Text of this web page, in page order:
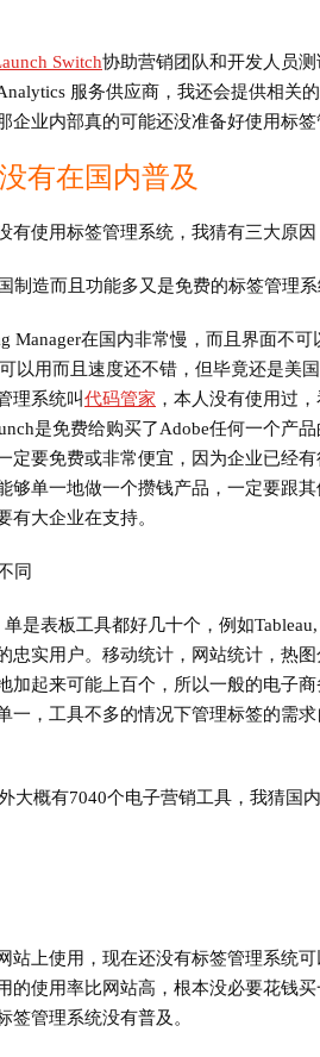
Switch协助营销团队和开发人员
服务供应商，我还会提供相关
企业内部真的可能还没准备好使用标签
有在国内普及
有使用标签管理系统，我猜有三大原因
制造而且功能多又是免费的标签管理
Manager在国内非常慢，而且界面不
以用而且速度还不错，但毕竟还是美
理系统叫代码管家 ，本人没有使用过
是免费给购买了Adobe任何一个产
定要免费或非常便宜，因为企业已经
够单一地做一个攒钱产品，一定要跟
有大企业在支持。
同
是表板工具都好几十个，例如
忠实用户。移动统计，网站统计，热
加起来可能上百个，所以一般的电子
一，工具不多的情况下管理标签的需
大概有7040个电子营销工具，我猜国
站上使用，现在还没有标签管理系统
的使用率比网站高，根本没必要花钱
签管理系统没有普及。